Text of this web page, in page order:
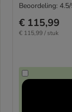
€ 115,99
€ 115,99 / stuk
Beoordeling: